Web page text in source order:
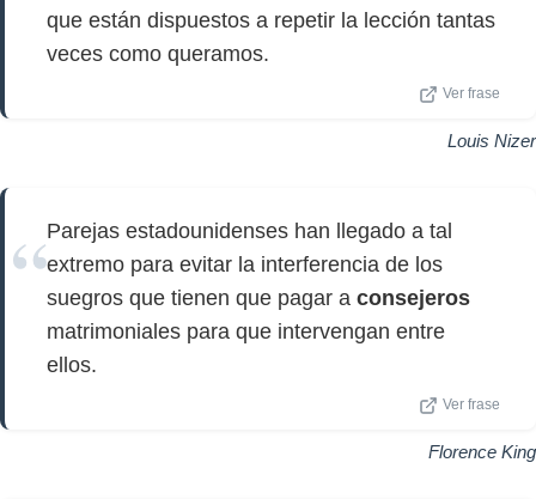
que están dispuestos a repetir la lección tantas
veces como queramos.
Ver frase
Louis Nizer
Parejas estadounidenses han llegado a tal
extremo para evitar la interferencia de los
suegros que tienen que pagar a consejeros
matrimoniales para que intervengan entre
ellos.
Ver frase
Florence King